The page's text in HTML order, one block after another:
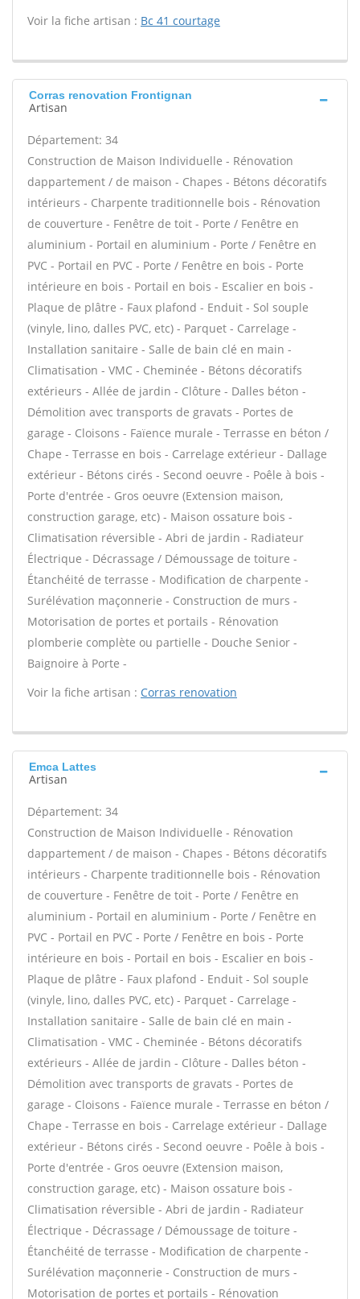
Voir la fiche artisan : Bc 41 courtage
Corras renovation Frontignan
Artisan
Département: 34
Construction de Maison Individuelle - Rénovation
dappartement / de maison - Chapes - Bétons décoratifs
intérieurs - Charpente traditionnelle bois - Rénovation
de couverture - Fenêtre de toit - Porte / Fenêtre en
aluminium - Portail en aluminium - Porte / Fenêtre en
PVC - Portail en PVC - Porte / Fenêtre en bois - Porte
intérieure en bois - Portail en bois - Escalier en bois -
Plaque de plâtre - Faux plafond - Enduit - Sol souple
(vinyle, lino, dalles PVC, etc) - Parquet - Carrelage -
Installation sanitaire - Salle de bain clé en main -
Climatisation - VMC - Cheminée - Bétons décoratifs
extérieurs - Allée de jardin - Clôture - Dalles béton -
Démolition avec transports de gravats - Portes de
garage - Cloisons - Faïence murale - Terrasse en béton /
Chape - Terrasse en bois - Carrelage extérieur - Dallage
extérieur - Bétons cirés - Second oeuvre - Poêle à bois -
Porte d'entrée - Gros oeuvre (Extension maison,
construction garage, etc) - Maison ossature bois -
Climatisation réversible - Abri de jardin - Radiateur
Électrique - Décrassage / Démoussage de toiture -
Étanchéité de terrasse - Modification de charpente -
Surélévation maçonnerie - Construction de murs -
Motorisation de portes et portails - Rénovation
plomberie complète ou partielle - Douche Senior -
Baignoire à Porte -
Voir la fiche artisan : Corras renovation
Emca Lattes
Artisan
Département: 34
Construction de Maison Individuelle - Rénovation
dappartement / de maison - Chapes - Bétons décoratifs
intérieurs - Charpente traditionnelle bois - Rénovation
de couverture - Fenêtre de toit - Porte / Fenêtre en
aluminium - Portail en aluminium - Porte / Fenêtre en
PVC - Portail en PVC - Porte / Fenêtre en bois - Porte
intérieure en bois - Portail en bois - Escalier en bois -
Plaque de plâtre - Faux plafond - Enduit - Sol souple
(vinyle, lino, dalles PVC, etc) - Parquet - Carrelage -
Installation sanitaire - Salle de bain clé en main -
Climatisation - VMC - Cheminée - Bétons décoratifs
extérieurs - Allée de jardin - Clôture - Dalles béton -
Démolition avec transports de gravats - Portes de
garage - Cloisons - Faïence murale - Terrasse en béton /
Chape - Terrasse en bois - Carrelage extérieur - Dallage
extérieur - Bétons cirés - Second oeuvre - Poêle à bois -
Porte d'entrée - Gros oeuvre (Extension maison,
construction garage, etc) - Maison ossature bois -
Climatisation réversible - Abri de jardin - Radiateur
Électrique - Décrassage / Démoussage de toiture -
Étanchéité de terrasse - Modification de charpente -
Surélévation maçonnerie - Construction de murs -
Motorisation de portes et portails - Rénovation